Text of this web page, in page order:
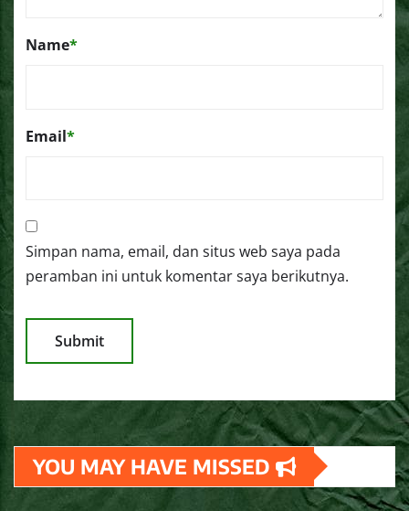
Name*
Email*
Simpan nama, email, dan situs web saya pada
peramban ini untuk komentar saya berikutnya.
YOU MAY HAVE MISSED